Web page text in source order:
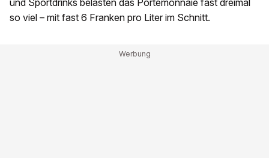
und Sportdrinks belasten das Portemonnaie fast dreimal
so viel – mit fast 6 Franken pro Liter im Schnitt.